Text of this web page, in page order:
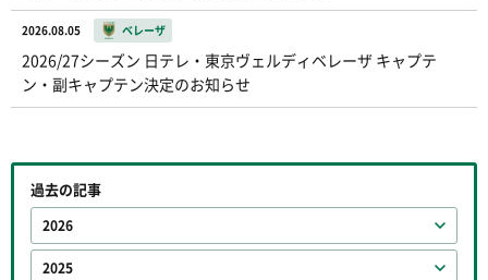
2026.08.05 ベレーザ
2026/27シーズン 日テレ・東京ヴェルディベレーザ キャプテ
ン・副キャプテン決定のお知らせ
過去の記事
2026
2025